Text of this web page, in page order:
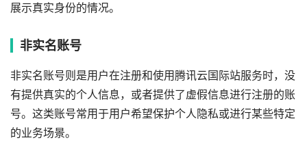
展示真实身份的情况。
非实名账号
非实名账号则是用户在注册和使用腾讯云国际站服务时，没
有提供真实的个人信息，或者提供了虚假信息进行注册的账
号。这类账号常用于用户希望保护个人隐私或进行某些特定
的业务场景。